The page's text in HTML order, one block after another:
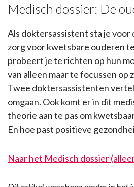
Medisch dossier: De
Als doktersassistent sta je voor
zorg voor kwetsbare ouderen
probeert je te richten op hun
van alleen maar te focussen op
Twee doktersassistenten
omgaan. Ook komt er in dit
theorie aan te pas om
En hoe past positieve
Naar het Medisch dossier